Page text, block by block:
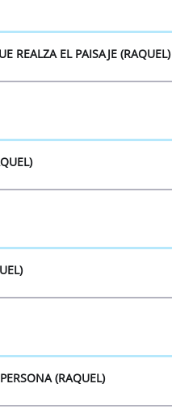
REALZA EL PAISAJE (RAQUEL)
(RAQUEL)